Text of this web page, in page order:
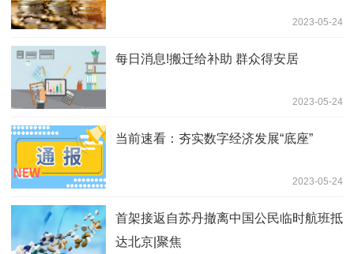
2023-05-24
每日消息!搬迁给补助 群众得安居
2023-05-24
当前速看：夯实数字经济发展“底座”
2023-05-24
首架接返自苏丹撤离中国公民临时航班抵
达北京|聚焦